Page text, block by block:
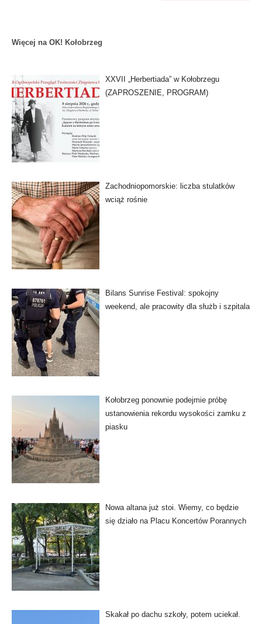
Więcej na OK! Kołobrzeg
XXVII „Herbertiada” w Kołobrzegu
(ZAPROSZENIE, PROGRAM)
Zachodniopomorskie: liczba stulatków
wciąż rośnie
Bilans Sunrise Festival: spokojny
weekend, ale pracowity dla służb i szpitala
Kołobrzeg ponownie podejmie próbę
ustanowienia rekordu wysokości zamku z
piasku
Nowa altana już stoi. Wiemy, co będzie
się działo na Placu Koncertów Porannych
Skakał po dachu szkoły, potem uciekał.